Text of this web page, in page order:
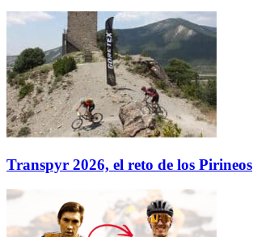
Transpyr 2026, el reto de los Pirineos